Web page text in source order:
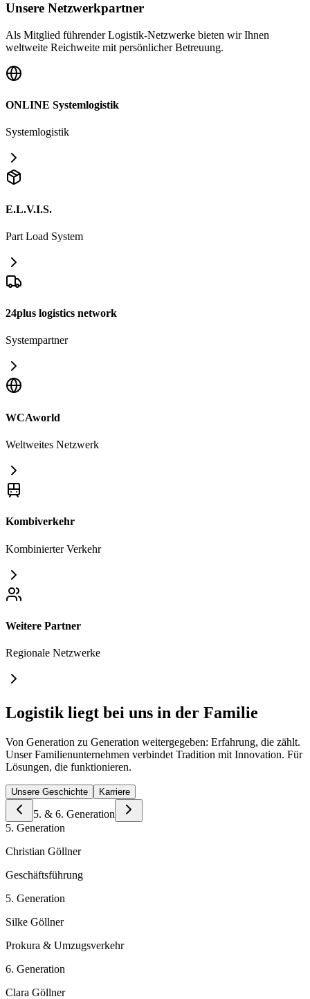
Unsere Netzwerkpartner
Als Mitglied führender Logistik-Netzwerke bieten wir Ihnen
weltweite Reichweite mit persönlicher Betreuung.
ONLINE Systemlogistik
Systemlogistik
E.L.V.I.S.
Part Load System
24plus logistics network
Systempartner
WCAworld
Weltweites Netzwerk
Kombiverkehr
Kombinierter Verkehr
Weitere Partner
Regionale Netzwerke
Logistik liegt bei uns in der Familie
Von Generation zu Generation weitergegeben: Erfahrung, die zählt.
Unser Familienunternehmen verbindet Tradition mit Innovation. Für
Lösungen, die funktionieren.
Unsere Geschichte Karriere
5. & 6. Generation
5. Generation
Christian Göllner
Geschäftsführung
5. Generation
Silke Göllner
Prokura & Umzugsverkehr
6. Generation
Clara Göllner